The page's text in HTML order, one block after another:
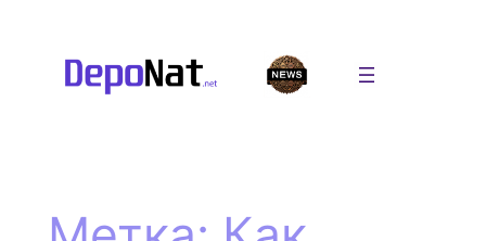
содержимому